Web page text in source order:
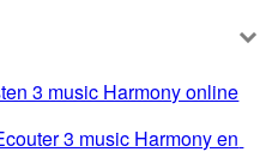
3 music Harmony online
3 music Harmony en